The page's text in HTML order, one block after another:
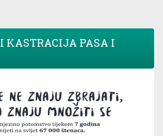
KASTRACIJA PASA I